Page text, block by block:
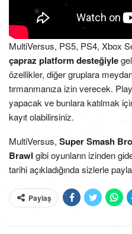
MultiVersus, PS5, PS4, Xbox
çapraz platform desteğiyle
özellikler, diğer gruplara
tırmanmanıza izin verecek.
yapacak ve bunlara katılmak
kayıt olabilirsiniz.
MultiVersus, Super Smash
Brawl gibi oyunların izinden
tarihi açıkladığında sizlerle
Paylaş